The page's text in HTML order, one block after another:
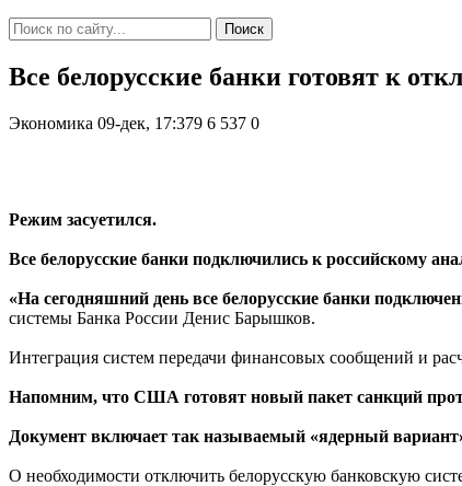
Поиск
Все белорусские банки готовят к
Экономика 09-дек, 17:379 6 537 0
Режим засуетился.
Все белорусские банки подключились к российскому
«На сегодняшний день все белорусские банки
системы Банка России Денис Барышков.
Интеграция систем передачи финансовых сообщений и
Напомним, что США готовят новый пакет санкций
Документ включает так называемый «ядерный
О необходимости отключить белорусскую банковскую